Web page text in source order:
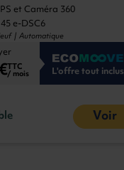
et Caméra 360
e-DSC6
| Automatique
TTC
/ mois L'offre tout inclus
Voir